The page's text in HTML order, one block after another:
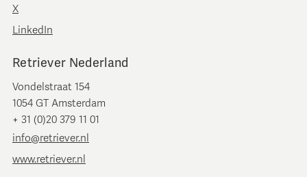
X
LinkedIn
Retriever Nederland
Vondelstraat 154
1054 GT Amsterdam
+ 31 (0)20 379 11 01
info@retriever.nl
www.retriever.nl